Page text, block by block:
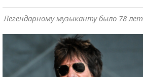
Легендарному музыканту было 78 лет